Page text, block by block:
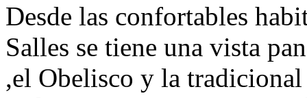
Desde las confortables
Salles se tiene una vista
,el Obelisco y la